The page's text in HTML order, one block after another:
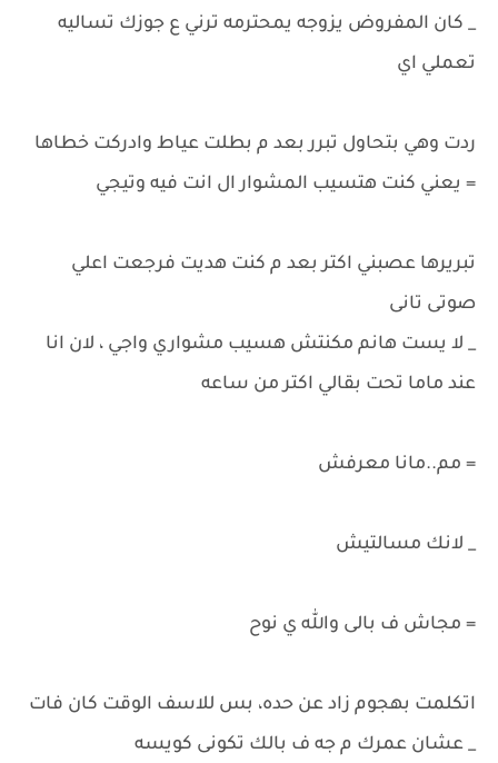
_ كان المفروض يزوجه يمحترمه ترني ع جوزك تساليه
تعملي اي
ردت وهي بتحاول تبرر بعد م بطلت عياط وادركت خطاها
= يعني كنت هتسيب المشوار ال انت فيه وتيجي
تبريرها عصبني اكتر بعد م كنت هديت فرجعت اعلي
صوتى تانى
_ لا يست هانم مكنتش هسيب مشواري واجي ، لان انا
عند ماما تحت بقالي اكتر من ساعه
= مم..مانا معرفش
_ لانك مسالتيش
= مجاش ف بالى والله ي نوح
اتكلمت بهجوم زاد عن حده، بس للاسف الوقت كان فات
_ عشان عمرك م جه ف بالك تكونى كويسه